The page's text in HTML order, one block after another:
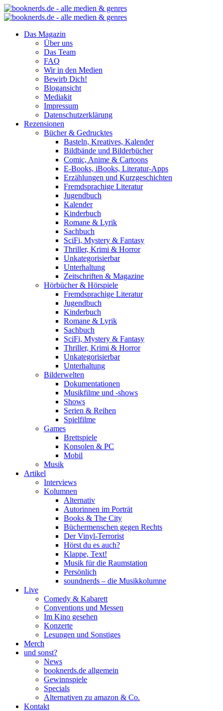
Das Magazin
Über uns
Das Team
FAQ
Wir in den Medien
Bewirb Dich!
Blogansicht
Mediakit
Impressum
Datenschutzerklärung
Rezensionen
Bücher & Gedrucktes
Basteln, Kreatives, Kalender
Bildbände und Bilderbücher
Comic, Anime & Cartoons
E-Books, iBooks, Literatur-Apps
Erzählungen und Kurzgeschichten
Fremdsprachige Literatur
Jugendbuch
Kalender
Kinderbuch
Romane & Lyrik
Sachbuch
SciFi, Mystery & Fantasy
Thriller, Krimi & Horror
Unkategorisierbar
Unterhaltung
Zeitschriften & Magazine
Hörbücher & Hörspiele
Fremdsprachige Literatur
Jugendbuch
Kinderbuch
Romane & Lyrik
Sachbuch
SciFi, Mystery & Fantasy
Thriller, Krimi & Horror
Unkategorisierbar
Unterhaltung
Bilderwelten
Dokumentationen
Musikfilme und -shows
Shows
Serien & Reihen
Spielfilme
Games
Brettspiele
Konsolen & PC
Mobil
Musik
Artikel
Interviews
Kolumnen
Alternativ
Autorinnen im Porträt
Books & The City
Büchermenschen gegen Rechts
Der Vinyl-Terrorist
Hörst du es auch?
Klappe, Text!
Musik für die Raumstation
Persönlich
soundnerds – die Musikkolumne
Live
Comedy & Kabarett
Conventions und Messen
Im Kino gesehen
Konzerte
Lesungen und Sonstiges
Merch
und sonst?
News
booknerds.de allgemein
Gewinnspiele
Specials
Alternativen zu amazon & Co.
Kontakt